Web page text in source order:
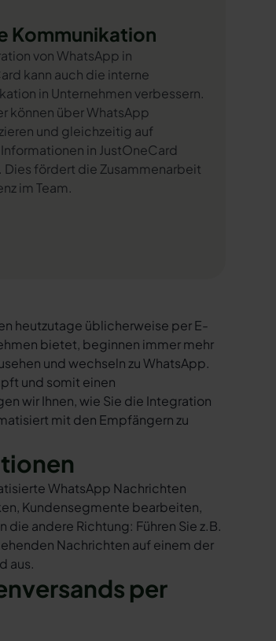
Kommunikation
von WhatsApp in
kann auch die interne
in Unternehmen verbessern.
können über WhatsApp
und gleichzeitig auf
in JustOneCard
Dies fördert die Zusammenarbeit
im Team.
heutzutage üblicherweise per E-
bietet, beginnen immer mehr
und wechseln zu WhatsApp.
und somit einen
wir Ihnen, wie Sie die Integration
mit den Empfängern zu
WhatsApp Nachrichten
Kundensegmente bearbeiten,
andere Richtung: Führen Sie z.B.
Nachrichten auf einem der
aus.
per